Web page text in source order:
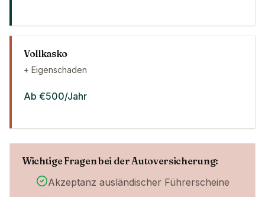
Vollkasko
+ Eigenschaden
Ab €500/Jahr
Wichtige Fragen bei der Autoversicherung:
Akzeptanz ausländischer Führerscheine